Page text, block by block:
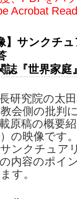
Acrobat
】サンクチ
誌『世界家
研究院の太
会側の批判
原稿の概要
）の映像です
ンクチュア
内容のポイ
す。